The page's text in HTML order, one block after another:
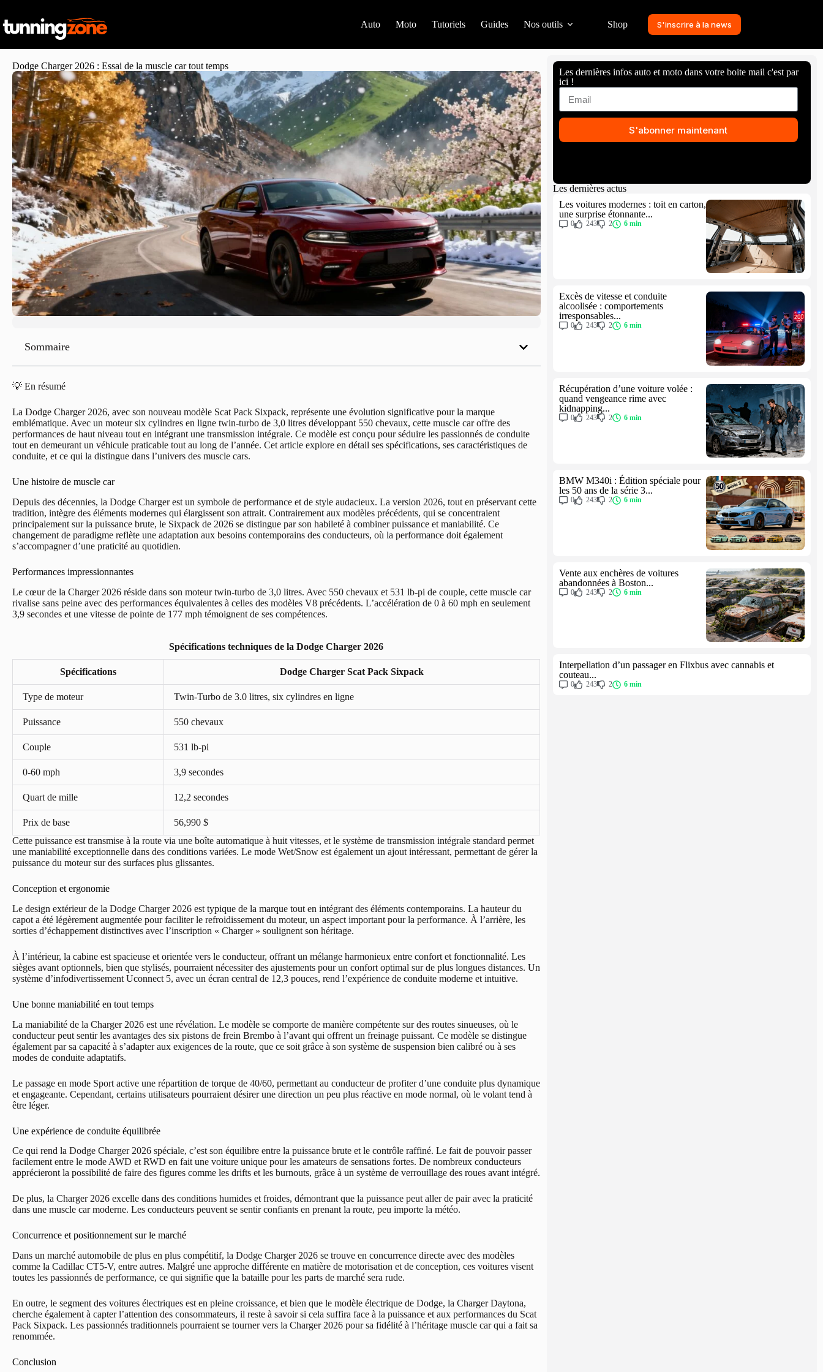
Auto Moto Tutoriels Guides Nos outils Shop S'inscrire à la news
Dodge Charger 2026 : Essai de la muscle car tout temps
Sommaire
💡 En résumé
La Dodge Charger 2026, avec son nouveau modèle Scat Pack Sixpack, représente une évolution significative pour la marque
emblématique. Avec un moteur six cylindres en ligne twin-turbo de 3,0 litres développant 550 chevaux, cette muscle car offre des
performances de haut niveau tout en intégrant une transmission intégrale. Ce modèle est conçu pour séduire les passionnés de conduite
tout en demeurant un véhicule praticable tout au long de l’année. Cet article explore en détail ses spécifications, ses caractéristiques de
conduite, et ce qui la distingue dans l’univers des muscle cars.
Une histoire de muscle car
Depuis des décennies, la Dodge Charger est un symbole de performance et de style audacieux. La version 2026, tout en préservant cette
tradition, intègre des éléments modernes qui élargissent son attrait. Contrairement aux modèles précédents, qui se concentraient
principalement sur la puissance brute, le Sixpack de 2026 se distingue par son habileté à combiner puissance et maniabilité. Ce
changement de paradigme reflète une adaptation aux besoins contemporains des conducteurs, où la performance doit également
s’accompagner d’une praticité au quotidien.
Performances impressionnantes
Le cœur de la Charger 2026 réside dans son moteur twin-turbo de 3,0 litres. Avec 550 chevaux et 531 lb-pi de couple, cette muscle car
rivalise sans peine avec des performances équivalentes à celles des modèles V8 précédents. L’accélération de 0 à 60 mph en seulement
3,9 secondes et une vitesse de pointe de 177 mph témoignent de ses compétences.
Spécifications techniques de la Dodge Charger 2026
Spécifications Dodge Charger Scat Pack Sixpack
Type de moteur Twin-Turbo de 3.0 litres, six cylindres en ligne
Puissance 550 chevaux
Couple 531 lb-pi
0-60 mph 3,9 secondes
Quart de mille 12,2 secondes
Prix de base
56,990 $
Cette puissance est transmise à la route via une boîte automatique à huit vitesses, et le système de transmission intégrale standard permet
une maniabilité exceptionnelle dans des conditions variées. Le mode Wet/Snow est également un ajout intéressant, permettant de gérer la
puissance du moteur sur des surfaces plus glissantes.
Conception et ergonomie
Le design extérieur de la Dodge Charger 2026 est typique de la marque tout en intégrant des éléments contemporains. La hauteur du
capot a été légèrement augmentée pour faciliter le refroidissement du moteur, un aspect important pour la performance. À l’arrière, les
sorties d’échappement distinctives avec l’inscription « Charger » soulignent son héritage.
À l’intérieur, la cabine est spacieuse et orientée vers le conducteur, offrant un mélange harmonieux entre confort et fonctionnalité. Les
sièges avant optionnels, bien que stylisés, pourraient nécessiter des ajustements pour un confort optimal sur de plus longues distances. Un
système d’infodivertissement Uconnect 5, avec un écran central de 12,3 pouces, rend l’expérience de conduite moderne et intuitive.
Une bonne maniabilité en tout temps
La maniabilité de la Charger 2026 est une révélation. Le modèle se comporte de manière compétente sur des routes sinueuses, où le
conducteur peut sentir les avantages des six pistons de frein Brembo à l’avant qui offrent un freinage puissant. Ce modèle se distingue
également par sa capacité à s’adapter aux exigences de la route, que ce soit grâce à son système de suspension bien calibré ou à ses
modes de conduite adaptatifs.
Le passage en mode Sport active une répartition de torque de 40/60, permettant au conducteur de profiter d’une conduite plus dynamique
et engageante. Cependant, certains utilisateurs pourraient désirer une direction un peu plus réactive en mode normal, où le volant tend à
être léger.
Une expérience de conduite équilibrée
Ce qui rend la Dodge Charger 2026 spéciale, c’est son équilibre entre la puissance brute et le contrôle raffiné. Le fait de pouvoir passer
facilement entre le mode AWD et RWD en fait une voiture unique pour les amateurs de sensations fortes. De nombreux conducteurs
apprécieront la possibilité de faire des figures comme les drifts et les burnouts, grâce à un système de verrouillage des roues avant intégré.
De plus, la Charger 2026 excelle dans des conditions humides et froides, démontrant que la puissance peut aller de pair avec la praticité
dans une muscle car moderne. Les conducteurs peuvent se sentir confiants en prenant la route, peu importe la météo.
Concurrence et positionnement sur le marché
Dans un marché automobile de plus en plus compétitif, la Dodge Charger 2026 se trouve en concurrence directe avec des modèles
comme la Cadillac CT5-V, entre autres. Malgré une approche différente en matière de motorisation et de conception, ces voitures visent
toutes les passionnés de performance, ce qui signifie que la bataille pour les parts de marché sera rude.
En outre, le segment des voitures électriques est en pleine croissance, et bien que le modèle électrique de Dodge, la Charger Daytona,
cherche également à capter l’attention des consommateurs, il reste à savoir si cela suffira face à la puissance et aux performances du Scat
Pack Sixpack. Les passionnés traditionnels pourraient se tourner vers la Charger 2026 pour sa fidélité à l’héritage muscle car qui a fait sa
renommée.
Conclusion
Les dernières infos auto et moto dans votre boite mail c'est par
ici !
S'abonner maintenant
Les dernières actus
Les voitures modernes : toit en carton,
une surprise étonnante...
0 243 2 6 min
Excès de vitesse et conduite
alcoolisée : comportements
irresponsables...
0 243 2 6 min
Récupération d’une voiture volée :
quand vengeance rime avec
kidnapping...
0 243 2 6 min
BMW M340i : Édition spéciale pour
les 50 ans de la série 3...
0 243 2 6 min
Vente aux enchères de voitures
abandonnées à Boston...
0 243 2 6 min
Interpellation d’un passager en Flixbus avec cannabis et
couteau...
0 243 2 6 min